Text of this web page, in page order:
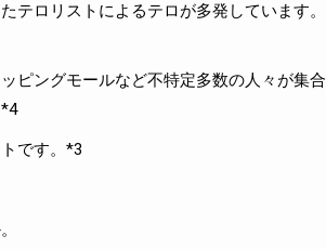
テロリストによるテロが多発しています。
ピングモールなど不特定多数の人々が集合
です。*3